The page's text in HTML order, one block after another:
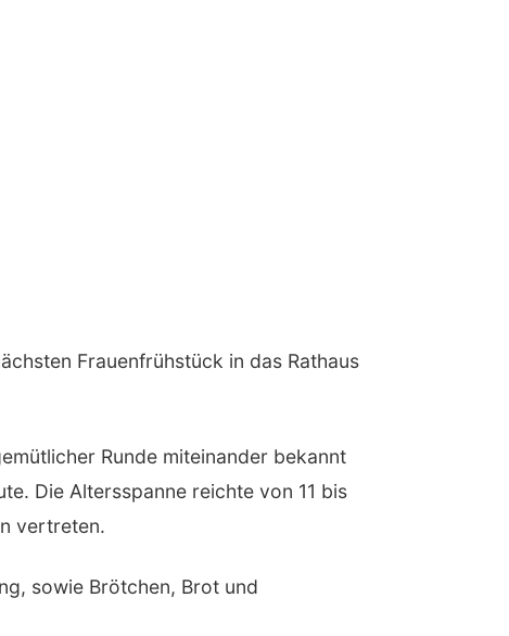
Frauenfrühstück in das Rathaus
Runde miteinander bekannt
Die Altersspanne reichte von 11 bis
vertreten.
sowie Brötchen, Brot und